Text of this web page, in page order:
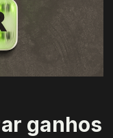
ganhos